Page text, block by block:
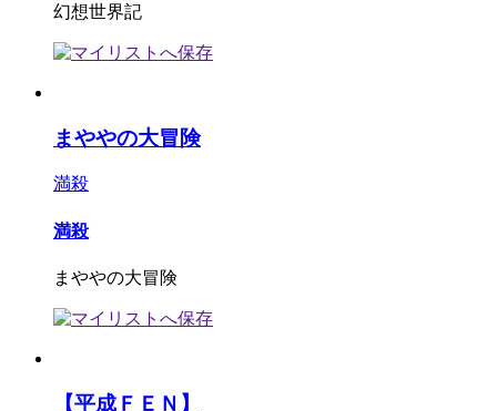
幻想世界記
まややの大冒険
満殺
満殺
まややの大冒険
【平成ＦＥＮ】